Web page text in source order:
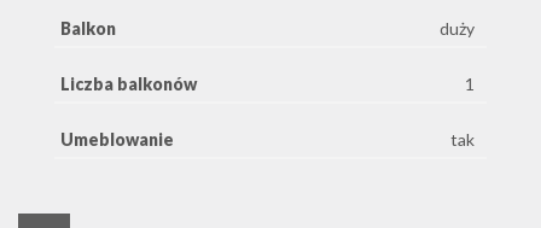
Balkon duży
Liczba balkonów 1
Umeblowanie tak